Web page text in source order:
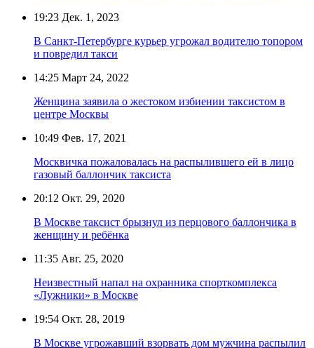
19:23 Дек. 1, 2023
В Санкт-Петербурге курьер угрожал водителю топором
и повредил такси
14:25 Март 24, 2022
Женщина заявила о жестоком избиении таксистом в
центре Москвы
10:49 Фев. 17, 2021
Москвичка пожаловалась на распылившего ей в лицо
газовый баллончик таксиста
20:12 Окт. 29, 2020
В Москве таксист брызнул из перцового баллончика в
женщину и ребёнка
11:35 Авг. 25, 2020
Неизвестный напал на охранника спорткомплекса
«Лужники» в Москве
19:54 Окт. 28, 2019
В Москве угрожавший взорвать дом мужчина распылил